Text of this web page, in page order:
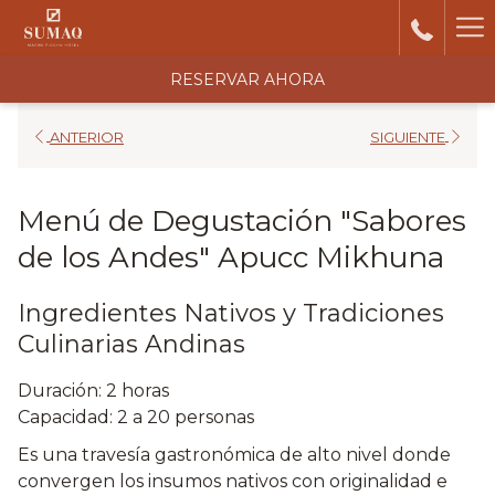
RESERVAR AHORA
ANTERIOR SIGUIENTE
Menú de Degustación "Sabores
de los Andes" Apucc Mikhuna
Ingredientes Nativos y Tradiciones
Culinarias Andinas
Duración: 2 horas
Capacidad: 2 a 20 personas
Es una travesía gastronómica de alto nivel donde
convergen los insumos nativos con originalidad e